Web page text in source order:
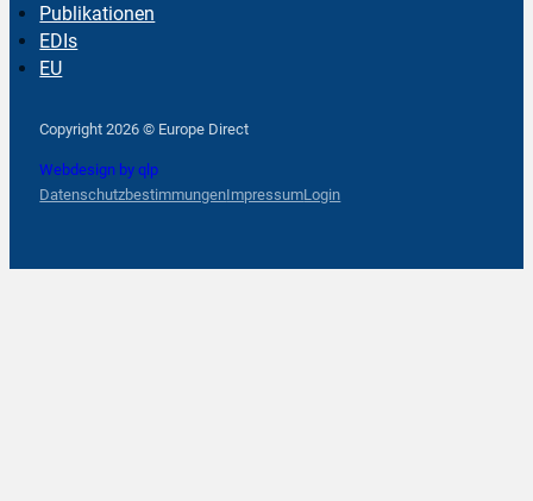
Publikationen
EDIs
EU
Copyright 2026 © Europe Direct
Webdesign by qlp
DatenschutzbestimmungenImpressumLogin